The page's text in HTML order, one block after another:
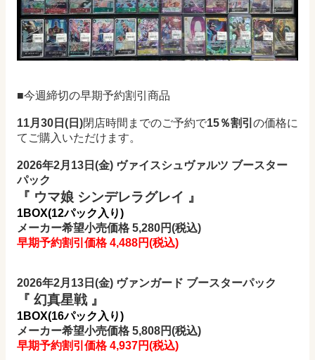
■今週締切の早期予約割引商品
11月30日(日)閉店時間までのご予約で15％割引 の価格に
てご購入いただけます。
2026年2月13日(金) ヴァイスシュヴァルツ ブースター
パック
『 ウマ娘 シンデレラグレイ 』
1BOX(12パック入り)
メーカー希望小売価格 5,280円(税込)
早期予約割引価格 4,488円(税込)
2026年2月13日(金) ヴァンガード ブースターパック
『 幻真星戦 』
1BOX(16パック入り)
メーカー希望小売価格 5,808円(税込)
早期予約割引価格 4,937円(税込)